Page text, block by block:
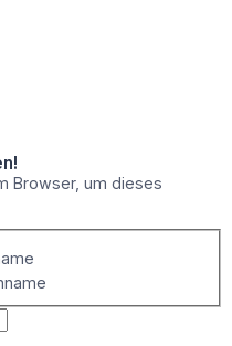
Browser, um dieses